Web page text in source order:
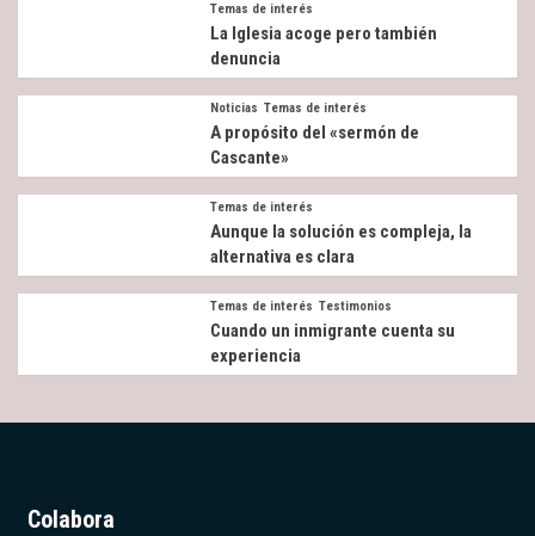
Temas de interés
La Iglesia acoge pero también
denuncia
Noticias Temas de interés
A propósito del «sermón de
Cascante»
Temas de interés
Aunque la solución es compleja, la
alternativa es clara
Temas de interés Testimonios
Cuando un inmigrante cuenta su
experiencia
Colabora